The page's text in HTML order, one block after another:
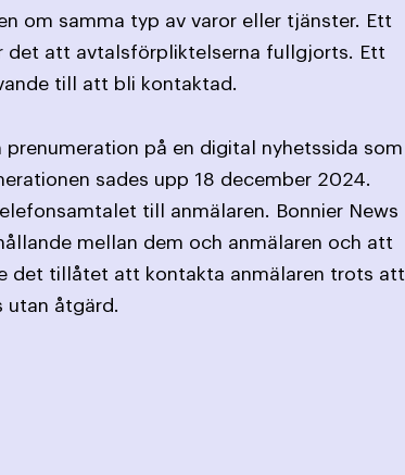
om samma typ av varor eller tjänster. Ett
det att avtalsförpliktelserna fullgjorts. Ett
till att bli kontaktad.
på en digital nyhetssida som
sades upp 18 december 2024.
till anmälaren. Bonnier News
mellan dem och anmälaren och att
det tillåtet att kontakta anmälaren trots att
utan åtgärd.